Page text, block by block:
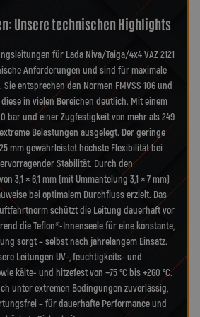
Unsere technischen Highlights
für Lada Niva/Taiga/4x4 VAZ 2121
Anforderungen und sind für maximale
entsprechen den Normen FMVSS 106 und
in vielen Bereichen deutlich. Mit einem
bar und einer Zugfestigkeit von mehr als 249
Belastungen ausgelegt. Der geringe
mm gewährleistet höchste Flexibilität bei
Stabilität. Durch den
3,1 × 6,1 mm (mit Ummantelung 3,1 × 7 mm)
bei optimalem Durchfluss erzielt. Das
schützt die Leitung dauerhaft vor
die Teflon®-Innenseele für eine konstante,
sorgt – selbst nach jahrelangem Einsatz.
Leitungen UV-, feuchtigkeits- und
kälte- und hitzefest von −75 °C bis +260 °C.
unter extremen Bedingungen zuverlässig,
– für dauerhafte Performance und